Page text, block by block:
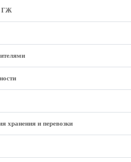
ГЖ
хранения и перевозки